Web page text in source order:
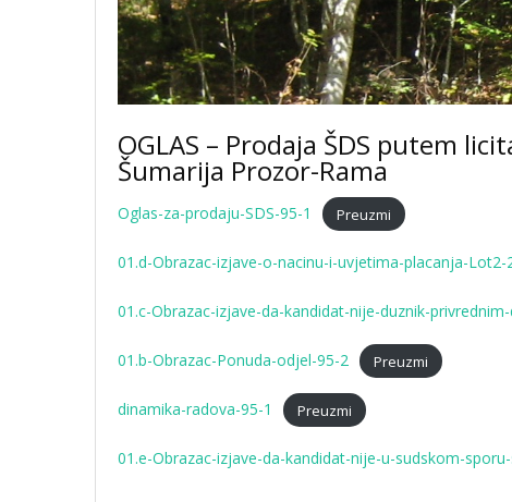
OGLAS – Prodaja ŠDS putem
Šumarija Prozor-Rama
Oglas-za-prodaju-SDS-95-1 Preuzmi
01.d-Obrazac-izjave-o-nacinu-i-uvjetima-placanja-Lot2-
01.c-Obrazac-izjave-da-kandidat-nije-duznik-
01.b-Obrazac-Ponuda-odjel-95-2 Preuzmi
dinamika-radova-95-1 Preuzmi
01.e-Obrazac-izjave-da-kandidat-nije-u-sudskom-